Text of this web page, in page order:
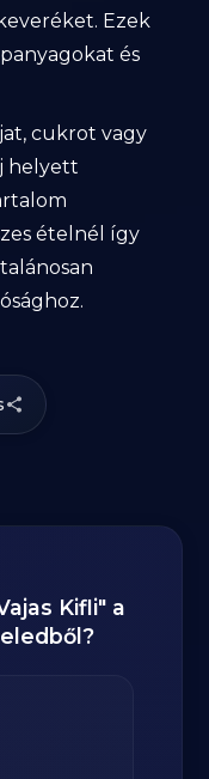
Ezek
és
cukrot vagy
helyett
ételnél így
Kifli" a